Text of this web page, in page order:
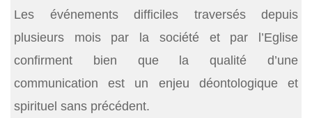
Les événements difficiles traversés depuis
plusieurs mois par la société et par l’Eglise
confirment bien que la qualité d’une
communication est un enjeu déontologique et
spirituel sans précédent.